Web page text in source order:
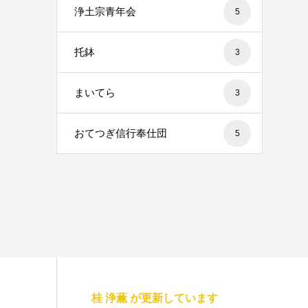
浄土宗青年会 5
托鉢 3
まいてら 3
おてつぎ信行奉仕団 5
桂 浄薫 が更新しています